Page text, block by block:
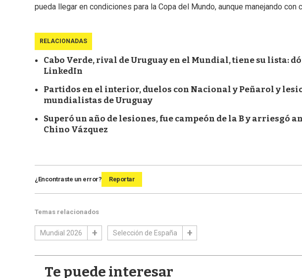
pueda llegar en condiciones para la Copa del Mundo, aunque manejando
RELACIONADAS
Cabo Verde, rival de Uruguay en el Mundial, tiene su lista:
LinkedIn
Partidos en el interior, duelos con Nacional y Peñarol y
mundialistas de Uruguay
Superó un año de lesiones, fue campeón de la B y arriesgó
Chino Vázquez
¿Encontraste un error? Reportar
Temas relacionados
Mundial 2026 Selección de España
Te puede interesar